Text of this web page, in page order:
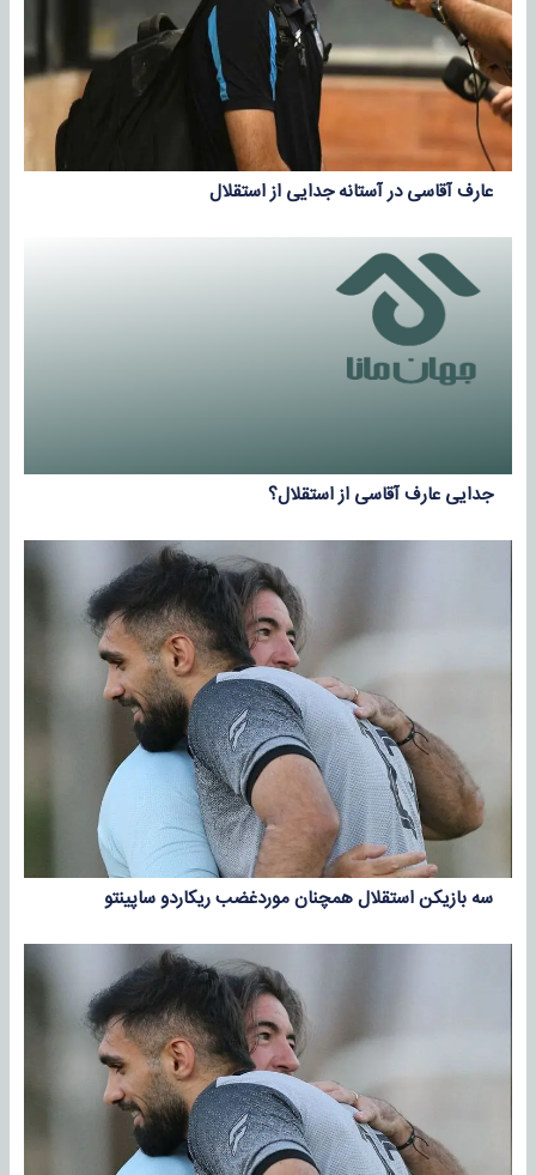
عارف آقاسی در آستانه جدایی از استقلال
جدایی عارف آقاسی از استقلال؟
سه بازیکن استقلال همچنان موردغضب ریکاردو ساپینتو